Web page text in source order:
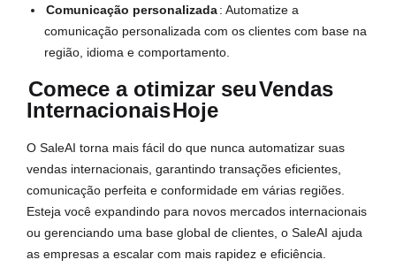
Comunicação personalizada: Automatize a
comunicação personalizada com os clientes com base na
região, idioma e comportamento.
Comece a otimizar seuVendas
InternacionaisHoje
O SaleAI torna mais fácil do que nunca automatizar suas
vendas internacionais, garantindo transações eficientes,
comunicação perfeita e conformidade em várias regiões.
Esteja você expandindo para novos mercados internacionais
ou gerenciando uma base global de clientes, o SaleAI ajuda
as empresas a escalar com mais rapidez e eficiência.